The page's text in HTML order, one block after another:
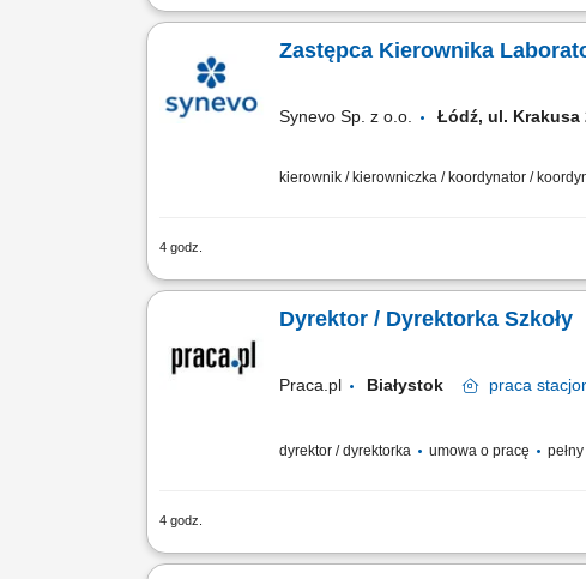
Opis stanowiska Operacyjne wspieranie
Zastępca Kierownika
Synevo Sp. z o.o. Łódź, ul.
kierownik / kierowniczka / koordynator /
4 godz.
Opis stanowiska Operacyjne wspieranie
Dyrektor / Dyrektorka Szkoły
Praca.pl Białystok praca
dyrektor / dyrektorka umowa o pracę
4 godz.
Zakres obowiązków: Będziesz odpowiadać za